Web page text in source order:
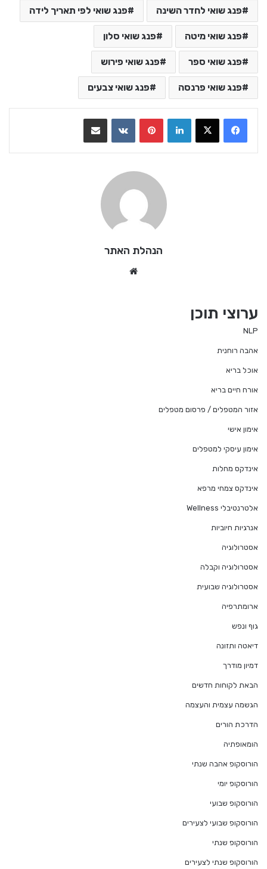
פנג שואי לחדר השינה פנג שואי לפי תאריך לידה
פנג שואי מיטה פנג שואי סלון
פנג שואי ספר פנג שואי פירוש
פנג שואי פרנסה פנג שואי צבעים
LinkedIn
VKontakte
הנהלת האתר
ערוצי תוכן
NLP
אהבה רוחנית
אוכל בריא
אורח חיים בריא
אזור המטפלים / פרסום מטפלים
אימון אישי
אימון עיסקי למטפלים
אינדקס מחלות
אינדקס צמחי מרפא
אלטרנטיבלי Wellness
אנרגיות חיוביות
אסטרולוגיה
אסטרולוגיה וקבלה
אסטרולוגיה שבועית
ארומתרפיה
גוף ונפש
דיאטה ותזונה
דמיון מודרך
הבאת לקוחות חדשים
הגשמה עצמית והעצמה
הדרכת הורים
הומאופתיה
הורוסקופ אהבה שנתי
הורוסקופ יומי
הורוסקופ שבועי
הורוסקופ שבועי לצעירים
הורוסקופ שנתי
הורוסקופ שנתי לצעירים